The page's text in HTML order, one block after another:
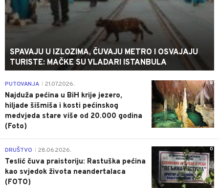
SPAVAJU U IZLOZIMA, ČUVAJU METRO I OSVAJAJU
TURISTE: MAČKE SU VLADARI ISTANBULA
0
PUTOVANJA 21.07.2026.
Najduža pećina u BiH krije jezero,
hiljade šišmiša i kosti pećinskog
medvjeda stare više od 20.000 godina
(Foto)
0
DRUŠTVO 28.06.2026.
Teslić čuva praistoriju: Rastuška pećina
kao svjedok života neandertalaca
(FOTO)